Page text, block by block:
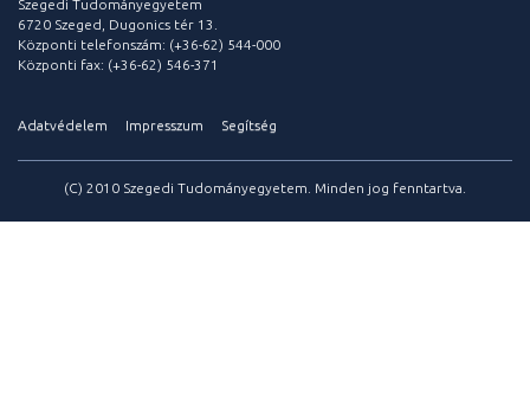
Szegedi Tudományegyetem
6720 Szeged, Dugonics tér 13.
Központi telefonszám: (+36-62) 544-000
Központi fax: (+36-62) 546-371
Adatvédelem Impresszum Segítség
(C) 2010 Szegedi Tudományegyetem. Minden jog fenntartva.